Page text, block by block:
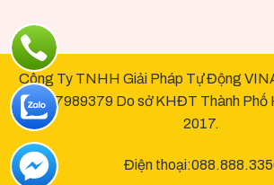
Công Ty TNHH Giải Pháp Tự Động
0107989379 Do sở KHĐT Thành Phố
2017.
Điện